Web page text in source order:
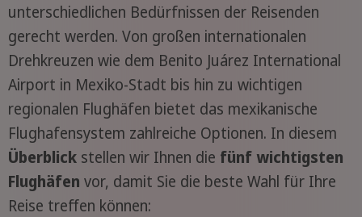
unterschiedlichen Bedürfnissen der Reisenden
gerecht werden. Von großen internationalen
Drehkreuzen wie dem Benito Juárez International
Airport in Mexiko-Stadt bis hin zu wichtigen
regionalen Flughäfen bietet das mexikanische
Flughafensystem zahlreiche Optionen. In diesem
Überblickstellen wir Ihnen die fünf wichtigsten
Flughäfen vor, damit Sie die beste Wahl für Ihre
Reise treffen können: